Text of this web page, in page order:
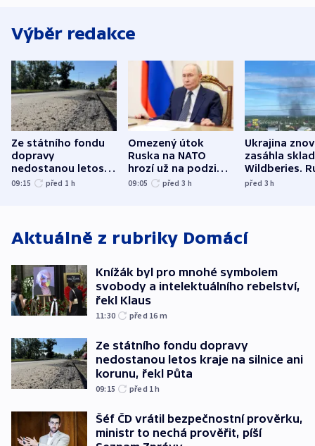
Výběr redakce
Ze státního fondu
dopravy
nedostanou letos
kraje na silnice ani
09:15 před 1 h
Omezený útok
Ruska na NATO
hrozí už na podzim,
varují tajné služby
09:05 před 3 h
Ukrajina
zasáhla
Wildberies.
útočili v
před 3h
Aktuálně z rubriky Domácí
Knížák byl pro mnohé symbolem
svobody a intelektuálního rebelství,
řekl Klaus
11:30 před 16 m
Ze státního fondu dopravy
nedostanou letos kraje na silnice ani
korunu, řekl Půta
09:15 před 1h
Šéf ČD vrátil bezpečnostní prověrku,
ministr to nechá prověřit, píší